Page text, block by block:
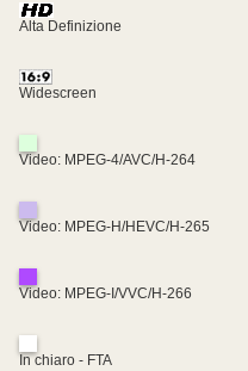
Alta Definizione
Widescreen
Video: MPEG-4/AVC/H-264
Video: MPEG-H/HEVC/H-265
Video: MPEG-I/VVC/H-266
In chiaro - FTA